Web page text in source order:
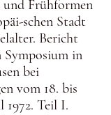
Frühformen
schen Stadt
Bericht
Symposium in
bei
vom 18. bis
1972. Teil I.